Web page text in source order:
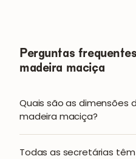
Perguntas
madeira maciça
Quais são as dimensões
madeira maciça?
Todas as secretárias